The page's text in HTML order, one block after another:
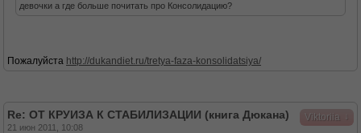
девочки а где больше почитать про Консолидацию?
Пожалуйста http://dukandiet.ru/tretya-faza-konsolidatsiya/
Viktoriia
Re: ОТ КРУИЗА К СТАБИЛИЗАЦИИ (книга Дюкана)
21 июн 2011, 10:08